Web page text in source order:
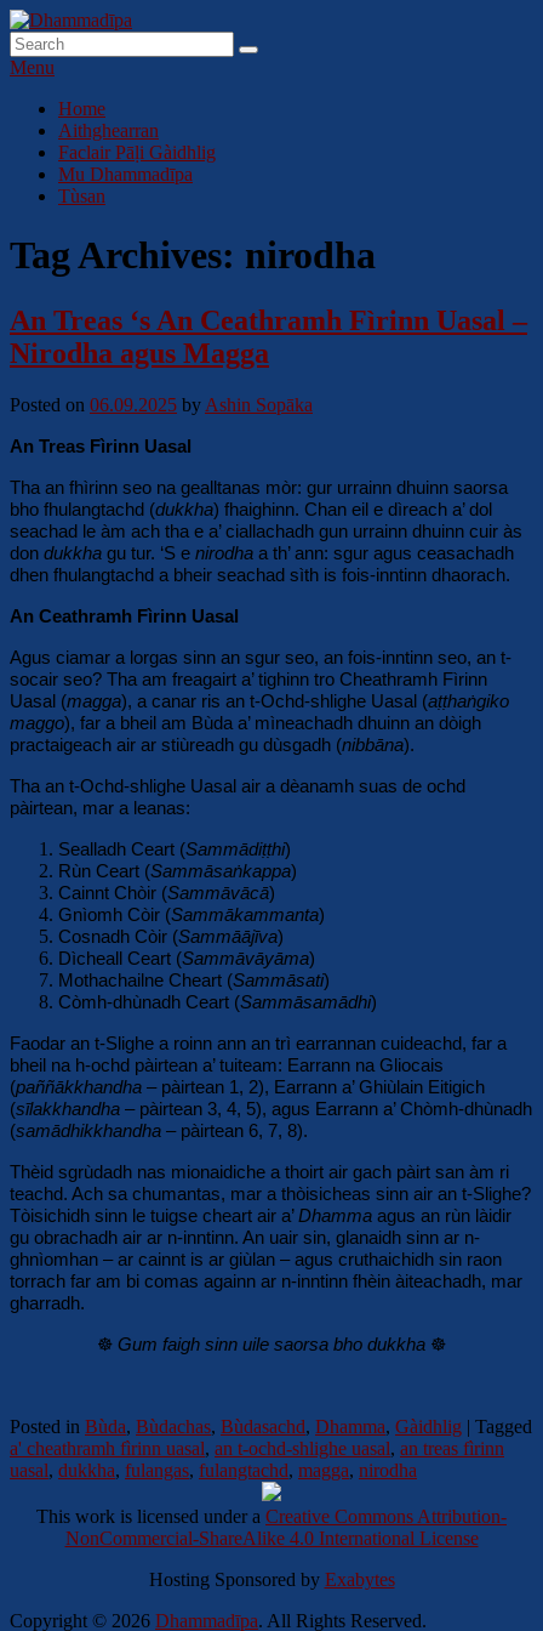
Skip
to
content
Dhammadīpa
Dhamma sa Ghàidhlig
Search
for:
Search
Menu
Primary
menu
Home
Aithghearran
Faclair Pāḷi Gàidhlig
Mu Dhammadīpa
Tùsan
Tag Archives: nirodha
An Treas ‘s An Ceathramh Fìrinn Uasal –
Nirodha agus Magga
Posted on 06.09.2025 by Ashin Sopāka
An Treas Fìrinn Uasal
Tha an fhìrinn seo na gealltanas mòr: gur urrainn dhuinn saorsa
bho fhulangtachd (dukkha) fhaighinn. Chan eil e dìreach a’ dol
seachad le àm ach tha e a’ ciallachadh gun urrainn dhuinn cuir às
don dukkha gu tur. ‘S e nirodha a th’ ann: sgur agus ceasachadh
dhen fhulangtachd a bheir seachad sìth is fois-inntinn dhaorach.
An Ceathramh Fìrinn Uasal
Agus ciamar a lorgas sinn an sgur seo, an fois-inntinn seo, an t-
socair seo? Tha am freagairt a’ tighinn tro Cheathramh Fìrinn
Uasal (magga), a canar ris an t-Ochd-shlighe Uasal (aṭṭhaṅgiko
maggo), far a bheil am Bùda a’ mìneachadh dhuinn an dòigh
practaigeach air ar stiùreadh gu dùsgadh (nibbāna).
Tha an t-Ochd-shlighe Uasal air a dèanamh suas de ochd
pàirtean, mar a leanas:
Sealladh Ceart (Sammādiṭṭhi)
Rùn Ceart (Sammāsaṅkappa)
Cainnt Chòir (Sammāvācā)
Gnìomh Còir (Sammākammanta)
Cosnadh Còir (Sammāājīva)
Dìcheall Ceart (Sammāvāyāma)
Mothachailne Cheart (Sammāsati)
Còmh-dhùnadh Ceart (Sammāsamādhi)
Faodar an t-Slighe a roinn ann an trì earrannan cuideachd, far a
bheil na h-ochd pàirtean a’ tuiteam: Earrann na Gliocais
(paññākkhandha – pàirtean 1, 2), Earrann a’ Ghiùlain Eitigich
(sīlakkhandha – pàirtean 3, 4, 5), agus Earrann a’ Chòmh-dhùnadh
(samādhikkhandha – pàirtean 6, 7, 8).
Thèid sgrùdadh nas mionaidiche a thoirt air gach pàirt san àm ri
teachd. Ach sa chumantas, mar a thòisicheas sinn air an t-Slighe?
Tòisichidh sinn le tuigse cheart air a’Dhamma agus an rùn làidir
gu obrachadh air ar n-inntinn. An uair sin, glanaidh sinn ar n-
ghnìomhan – ar cainnt is ar giùlan – agus cruthaichidh sin raon
torrach far am bi comas againn ar n-inntinn fhèin àiteachadh, mar
gharradh.
☸️ Gum faigh sinn uile saorsa bho dukkha ☸️
Posted in Bùda, Bùdachas, Bùdasachd, Dhamma, Gàidhlig | Tagged
a' cheathramh fìrinn uasal, an t-ochd-shlighe uasal, an treas fìrinn
uasal, dukkha, fulangas, fulangtachd, magga, nirodha
This work is licensed under a Creative Commons Attribution-
NonCommercial-ShareAlike 4.0 International License
Hosting Sponsored by Exabytes
Copyright © 2026 Dhammadīpa. All Rights Reserved.